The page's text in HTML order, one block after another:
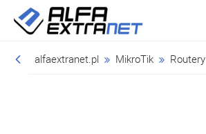
alfaextranet.pl MikroTik Routery